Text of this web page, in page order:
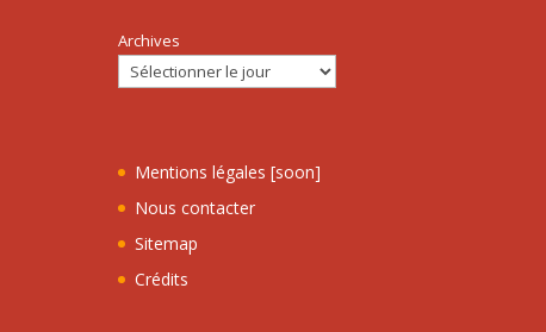
Archives
Mentions légales [soon]
Nous contacter
Sitemap
Crédits